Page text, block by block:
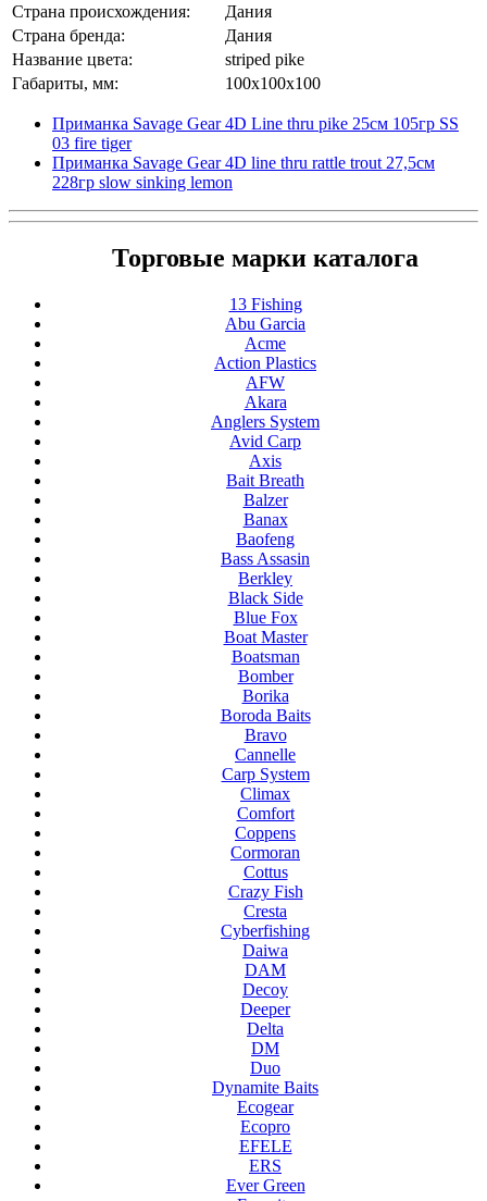
Страна происхождения:
Дания
Страна бренда:
Дания
Название цвета:
striped pike
Габариты, мм:
100x100x100
Приманка Savage Gear 4D Line thru pike 25см 105гр SS
03 fire tiger
Приманка Savage Gear 4D line thru rattle trout 27,5см
228гр slow sinking lemon
Торговые марки каталога
13 Fishing
Abu Garcia
Acme
Action Plastics
AFW
Akara
Anglers System
Avid Carp
Axis
Bait Breath
Balzer
Banax
Baofeng
Bass Assasin
Berkley
Black Side
Blue Fox
Boat Master
Boatsman
Bomber
Borika
Boroda Baits
Bravo
Cannelle
Carp System
Climax
Comfort
Coppens
Cormoran
Cottus
Crazy Fish
Cresta
Cyberfishing
Daiwa
DAM
Decoy
Deeper
Delta
DM
Duo
Dynamite Baits
Ecogear
Ecopro
EFELE
ERS
Ever Green